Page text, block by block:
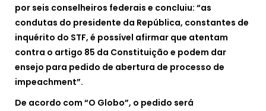
por seis conselheiros federais e concluiu: “as
condutas do presidente da República, constantes de
inquérito do STF, é possível afirmar que atentam
contra o artigo 85 da Constituição e podem dar
ensejo para pedido de abertura de processo de
impeachment”.
De acordo com “O Globo”, o pedido será